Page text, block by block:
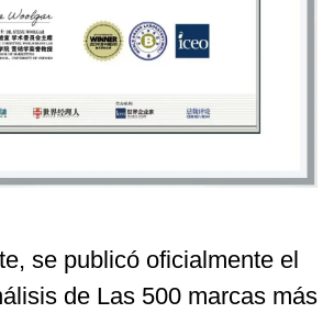
se publicó oficialmente el
de Las 500 marcas más